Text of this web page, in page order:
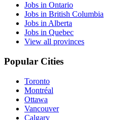
Jobs in Ontario
Jobs in British Columbia
Jobs in Alberta
Jobs in Quebec
View all provinces
Popular Cities
Toronto
Montréal
Ottawa
Vancouver
Calgary